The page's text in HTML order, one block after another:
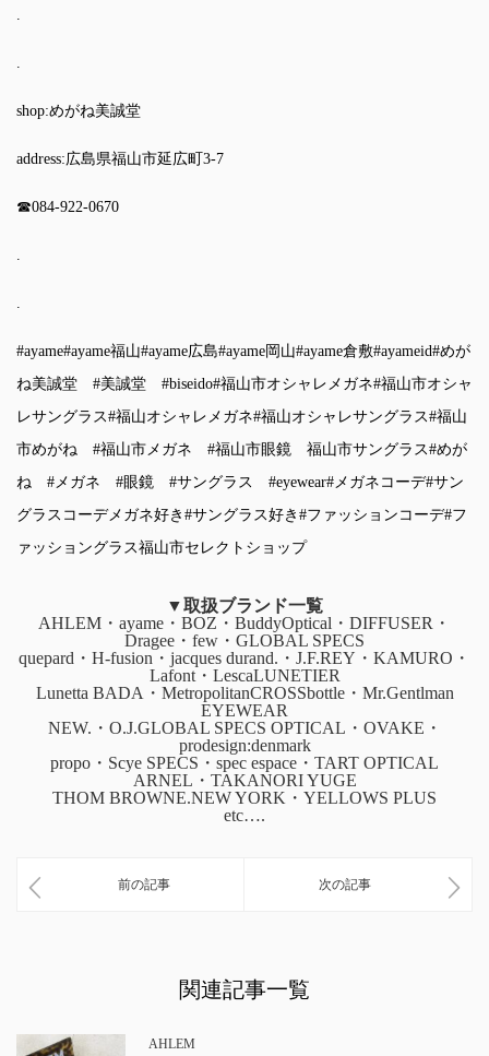
shop:めがね美誠堂
address:広島県福山市延広町3-7
☎︎084-922-0670
#ayame#ayame福山#ayame広島#ayame岡山#ayame倉敷#ayameid#めが
ね美誠堂
#美誠堂 #biseido#福山市オシャレメガネ#福山市オシャ
レサングラス#福山オシャレメガネ#福山オシャレサングラス#福山
市めがね
#福山市メガネ #福山市眼鏡 福山市サングラス#めが
ね
#メガネ #眼鏡 #サングラス #eyewear#メガネコーデ#サン
グラスコーデメガネ好き #サングラス好き #ファッションコーデ#フ
ァッショングラス福山市セレクトショップ
▼取扱ブランド一覧
AHLEM・ayame・BOZ・BuddyOptical・DIFFUSER・
Dragee・few・GLOBAL SPECS
quepard・H-fusion・jacques durand.・J.F.REY・KAMURO・
Lafont・LescaLUNETIER
Lunetta BADA・MetropolitanCROSSbottle・Mr.Gentlman
EYEWEAR
NEW.・O.J.GLOBAL SPECS OPTICAL・OVAKE・
prodesign:denmark
propo・Scye SPECS・spec espace・TART OPTICAL
ARNEL・TAKANORI YUGE
THOM BROWNE.NEW YORK・YELLOWS PLUS
etc….
前の記事 次の記事
関連記事一覧
AHLEM